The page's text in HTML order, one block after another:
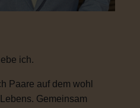
ich.
Paare auf dem wohl
Gemeinsam